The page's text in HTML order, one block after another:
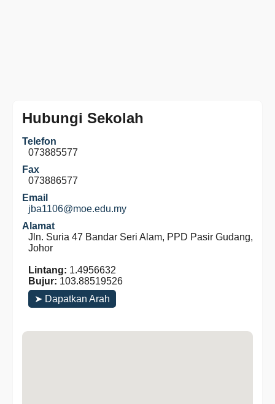
Hubungi Sekolah
Telefon
073885577
Fax
073886577
Email
jba1106@moe.edu.my
Alamat
Jln. Suria 47 Bandar Seri Alam, PPD Pasir Gudang,
Johor
Lintang: 1.4956632
Bujur: 103.88519526
➤ Dapatkan Arah